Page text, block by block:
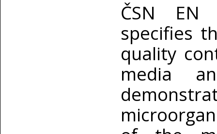
ČSN EN
specifies
quality
media